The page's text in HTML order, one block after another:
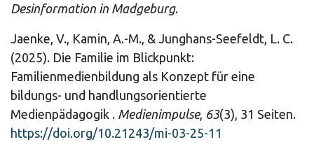
Desinformation in Madgeburg.
Jaenke, V., Kamin, A.-M., & Junghans-Seefeldt, L. C.
(2025). Die Familie im Blickpunkt:
Familienmedienbildung als Konzept für eine
bildungs- und handlungsorientierte
Medienpädagogik . Medienimpulse, 63(3), 31 Seiten.
https://doi.org/10.21243/mi-03-25-11